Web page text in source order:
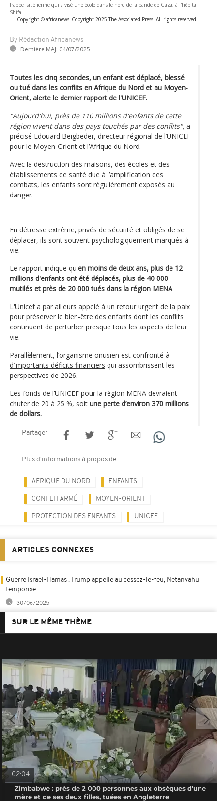
frappe israélienne qui a visé une école dans le nord de la bande de Gaza, à l'hôpital
Shifa
- Copyright © africanews Copyright 2025 The Associated Press. All rights reserved.
By Rédaction Africanews
Dernière MAJ: 04/07/2025
Toutes les cinq secondes, un enfant est déplacé, blessé
ou tué dans les conflits en Afrique du Nord et au Moyen-
Orient, alerte le dernier rapport de l'UNICEF.
"Aujourd'hui, près de 110 millions d'enfants de cette
région vivent dans des pays touchés par des conflits", a
précisé Edouard Beigbeder, directeur régional de l’UNICEF
pour le Moyen-Orient et l’Afrique du Nord.
Avec la destruction des maisons, des écoles et des
établissements de santé due à l’amplification des
combats, les enfants sont régulièrement exposés au
danger.
En détresse extrême, privés de sécurité et obligés de se
déplacer, ils sont souvent psychologiquement marqués à
vie.
Le rapport indique qu'en moins de deux ans, plus de 12
millions d'enfants ont été déplacés, plus de 40 000
mutilés et près de 20 000 tués dans la région MENA
L'Unicef a par ailleurs appelé à un retour urgent de la paix
pour préserver le bien-être des enfants dont les conflits
continuent de perturber presque tous les aspects de leur
vie.
Parallèlement, l’organisme onusien est confronté à
d’importants déficits financiers qui assombrissent les
perspectives de 2026.
Les fonds de l’UNICEF pour la région MENA devraient
chuter de 20 à 25 %, soit une perte d’environ 370 millions
de dollars.
Partager
Plus d'informations à propos de
AFRIQUE DU NORD ENFANTS
CONFLIT ARMÉ MOYEN-ORIENT
PROTECTION DES ENFANTS UNICEF
ARTICLES CONNEXES
Guerre Israël-Hamas : Trump appelle au cessez-le-feu, Netanyahu
temporise
30/06/2025
SUR LE MÊME THÈME
02:04
Zimbabwe : près de 2 000 personnes aux obsèques d'une
mère et de ses deux filles, tuées en Angleterre